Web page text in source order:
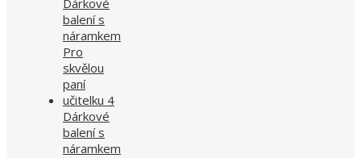
Dárkové
balení s
náramkem